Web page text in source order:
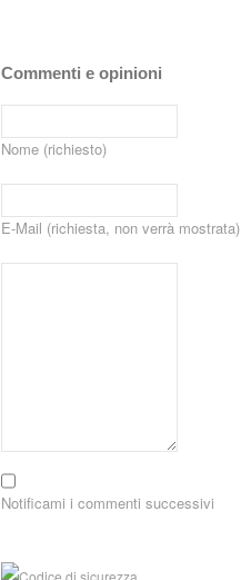
Commenti e opinioni
Nome (richiesto)
E-Mail (richiesta, non verrà mostrata)
Notificami i commenti successivi